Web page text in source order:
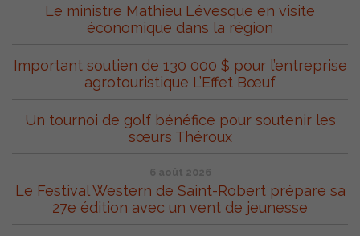
Le ministre Mathieu Lévesque en visite
économique dans la région
Important soutien de 130 000 $ pour l’entreprise
agrotouristique L’Effet Bœuf
Un tournoi de golf bénéfice pour soutenir les
sœurs Théroux
6 août 2026
Le Festival Western de Saint-Robert prépare sa
27e édition avec un vent de jeunesse